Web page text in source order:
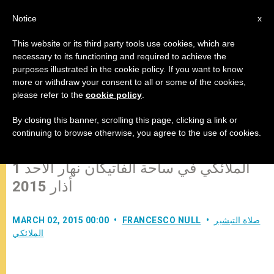
ما هو هدف مسيرة توبة الصوم؟ إليكم
جواب البابا فرنسيس
الملائكي في ساحة الفاتيكان نهار الأحد 1
أذار 2015
MARCH 02, 2015 00:00 FRANCESCO NULL
صلاة التبشير
الملائكي
x
Notice
This website or its third party tools use cookies, which are
necessary to its functioning and required to achieve the
purposes illustrated in the cookie policy. If you want to know
more or withdraw your consent to all or some of the cookies,
please refer to the cookie policy
By closing this banner, scrolling this page, clicking a link or
continuing to browse otherwise, you agree to the use of cookies.